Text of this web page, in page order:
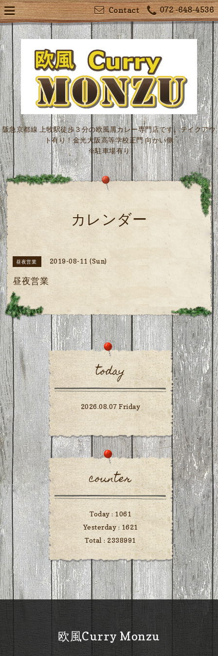
072 -648-4536
Contact
阪急京都線 上牧駅徒歩３分の欧風黒カレー専門店です。テイクアウ
ト有り！金光大阪高等学校正門 向かい側
※駐車場有り
カレンダー
昼夜営業 2019-08-11 (Sun)
昼夜営業
today
2026.08.07 Friday
counter
Today : 1061
Yesterday : 1621
Total : 2338991
欧風Curry Monzu